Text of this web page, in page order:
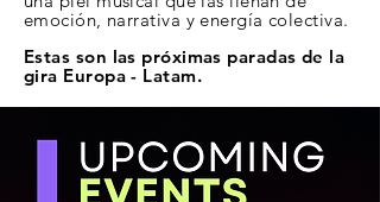
emoción, narrativa y energía colectiva.
Estas son las próximas paradas de la
gira Europa - Latam.